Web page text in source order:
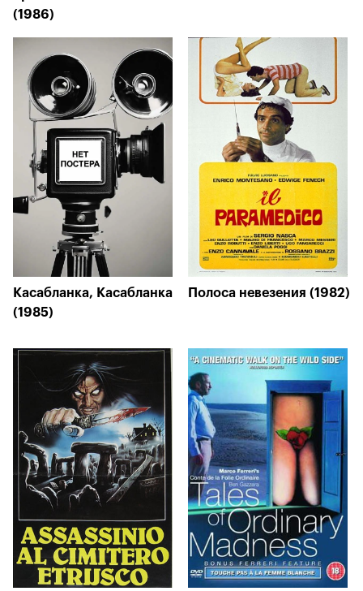
(1986)
Касабланка, Касабланка
(1985)
Полоса невезения (1982)